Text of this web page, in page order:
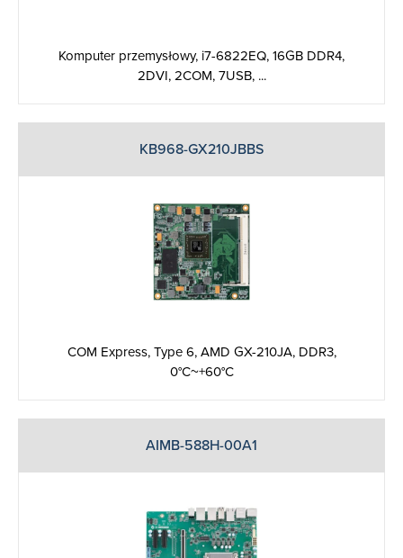
Komputer przemysłowy, i7-6822EQ, 16GB DDR4,
2DVI, 2COM, 7USB, ...
KB968-GX210JBBS
COM Express, Type 6, AMD GX-210JA, DDR3,
0°C~+60°C
AIMB-588H-00A1